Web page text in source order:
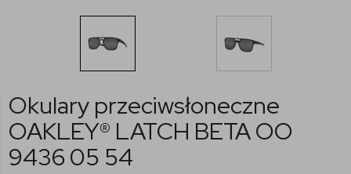
Okulary przeciwsłoneczne
OAKLEY® LATCH BETA OO
9436 05 54